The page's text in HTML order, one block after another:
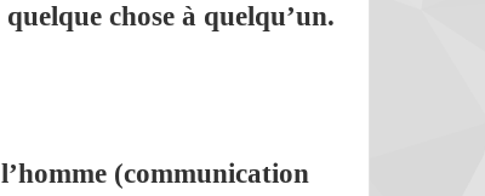
quelque chose à quelqu’un.
l’homme(communication